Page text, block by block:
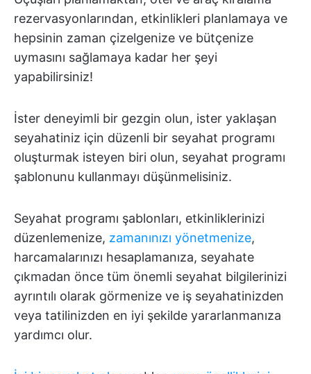
rezervasyonlarından, etkinlikleri planlamaya ve
hepsinin zaman çizelgenize ve bütçenize
uymasını sağlamaya kadar her şeyi
yapabilirsiniz!
İster deneyimli bir gezgin olun, ister yaklaşan
seyahatiniz için düzenli bir seyahat programı
oluşturmak isteyen biri olun, seyahat programı
şablonunu kullanmayı düşünmelisiniz.
Seyahat programı şablonları, etkinliklerinizi
düzenlemenize, zamanınızı yönetmenize,
harcamalarınızı hesaplamanıza, seyahate
çıkmadan önce tüm önemli seyahat bilgilerinizi
ayrıntılı olarak görmenize ve iş seyahatinizden
veya tatilinizden en iyi şekilde yararlanmanıza
yardımcı olur.